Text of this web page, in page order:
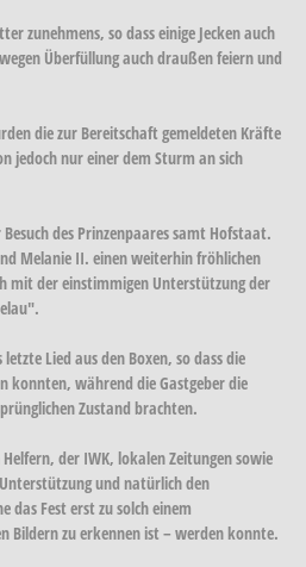
zunehmens, so dass einige Jecken auch
Überfüllung auch draußen feiern und
die zur Bereitschaft gemeldeten Kräfte
jedoch nur einer dem Sturm an sich
des Prinzenpaares samt Hofstaat.
Melanie II. einen weiterhin fröhlichen
mit der einstimmigen Unterstützung der
Lied aus den Boxen, so dass die
konnten, während die Gastgeber die
Zustand brachten.
der IWK, lokalen Zeitungen sowie
und natürlich den
das Fest erst zu solch einem
Bildern zu erkennen ist – werden konnte.